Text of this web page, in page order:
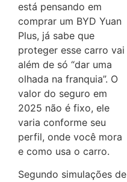
está pensando em
comprar um BYD Yuan
Plus, já sabe que
proteger esse carro vai
além de só “dar uma
olhada na franquia”. O
valor do seguro em
2025 não é fixo, ele
varia conforme seu
perfil, onde você mora
e como usa o carro.
Segundo simulações de